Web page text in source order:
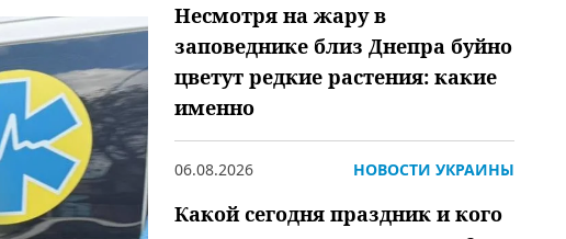
Несмотря на жару в
заповеднике близ Днепра буйно
цветут редкие растения: какие
именно
06.08.2026 НОВОСТИ УКРАИНЫ
Какой сегодня праздник и кого